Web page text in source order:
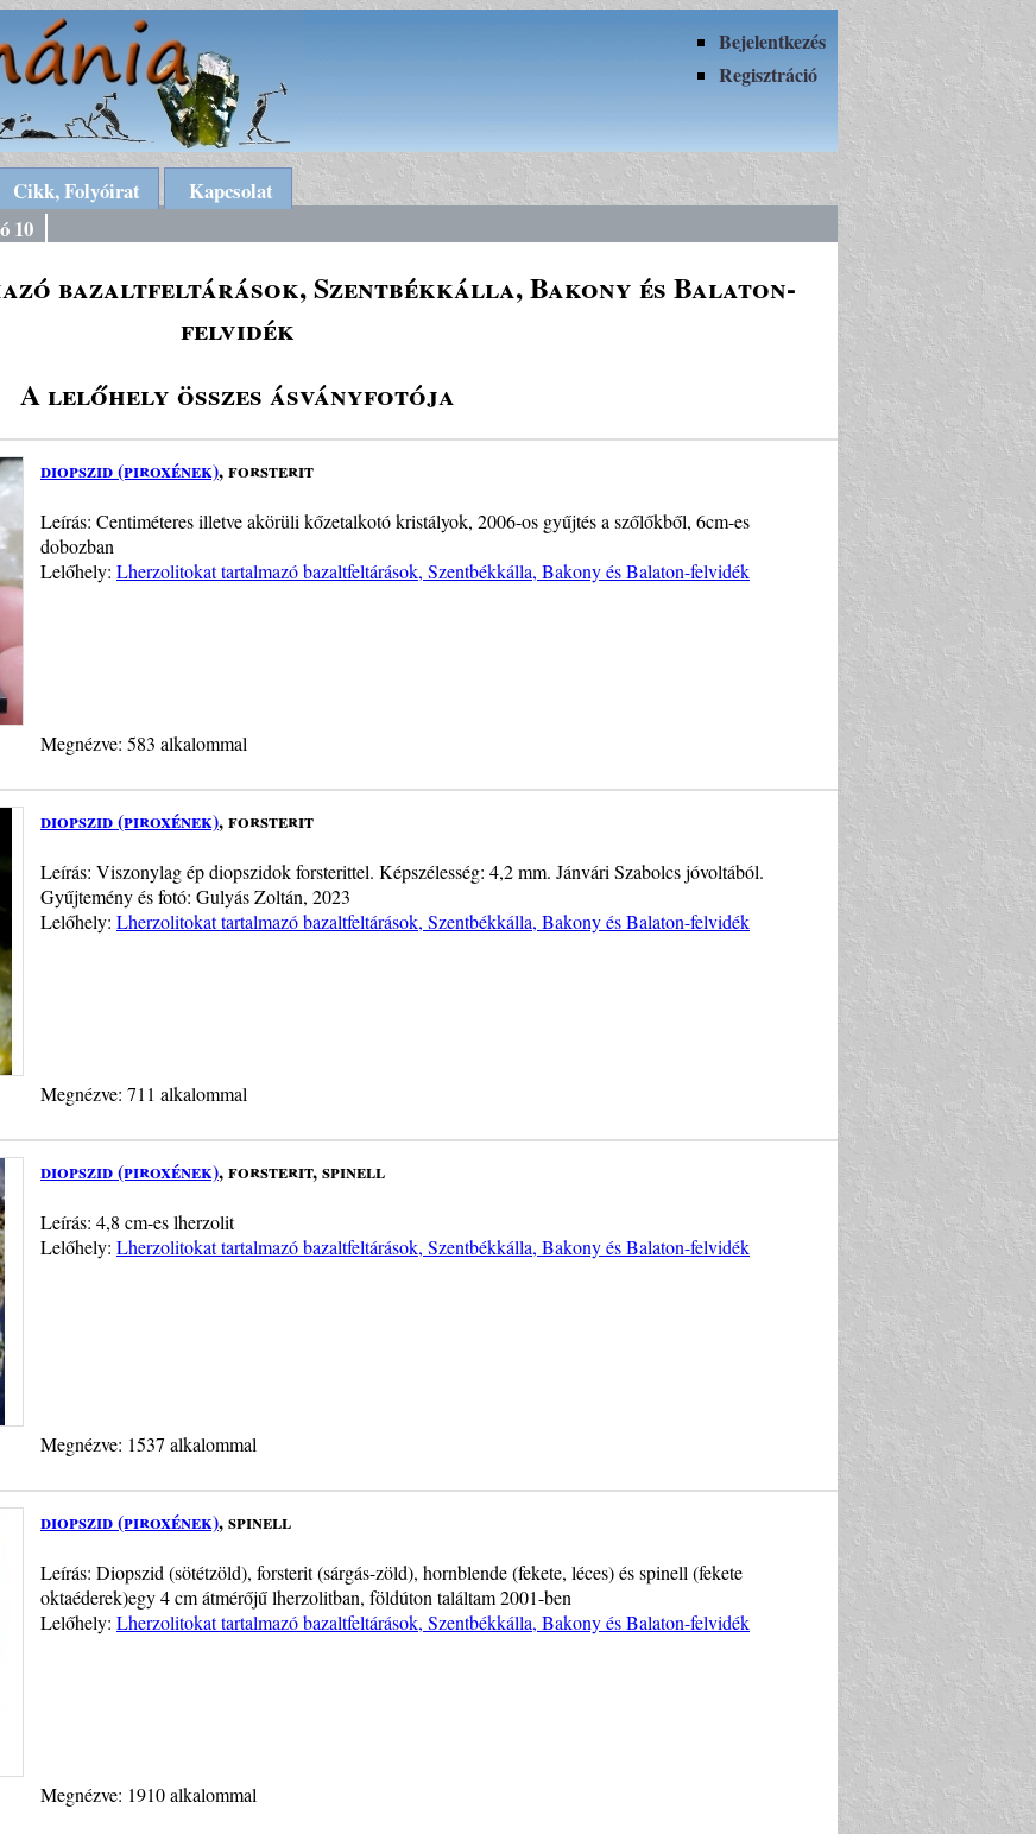
Bejelentkezés
Regisztráció
Cikk, Folyóirat
Kapcsolat
10
bazaltfeltárások, Szentbékkálla, Bakony és Balaton-
felvidék
A lelőhely összes ásványfotója
diopszid (piroxének), forsterit
Leírás: Centiméteres illetve akörüli kőzetalkotó kristályok, 2006-os gyűjtés a szőlőkből, 6cm-es
dobozban
Lelőhely: Lherzolitokat tartalmazó bazaltfeltárások, Szentbékkálla, Bakony és Balaton-felvidék
Megnézve: 583 alkalommal
diopszid (piroxének), forsterit
Leírás: Viszonylag ép diopszidok forsterittel. Képszélesség: 4,2 mm. Jánvári Szabolcs jóvoltából.
Gyűjtemény és fotó: Gulyás Zoltán, 2023
Lelőhely: Lherzolitokat tartalmazó bazaltfeltárások, Szentbékkálla, Bakony és Balaton-felvidék
Megnézve: 711 alkalommal
diopszid (piroxének), forsterit, spinell
Leírás: 4,8 cm-es lherzolit
Lelőhely: Lherzolitokat tartalmazó bazaltfeltárások, Szentbékkálla, Bakony és Balaton-felvidék
Megnézve: 1537 alkalommal
diopszid (piroxének), spinell
Leírás: Diopszid (sötétzöld), forsterit (sárgás-zöld), hornblende (fekete, léces) és spinell (fekete
oktaéderek)egy 4 cm átmérőjű lherzolitban, földúton találtam 2001-ben
Lelőhely: Lherzolitokat tartalmazó bazaltfeltárások, Szentbékkálla, Bakony és Balaton-felvidék
Megnézve: 1910 alkalommal